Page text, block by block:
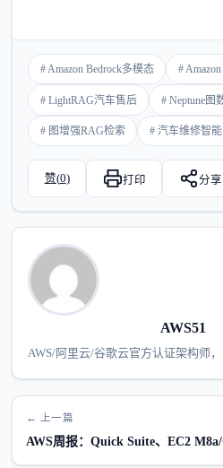
# Amazon Bedrock多模态 #
# LightRAG汽车售后 # Neptune图
# 图增强RAG检索 # 汽车维修智
赞(0) 打印 分享
AWS51
AWS/阿里云/谷歌云官方认证架构师
← 上一篇
AWS周报：Quick Suite、EC2